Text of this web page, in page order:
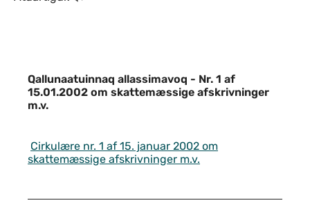
Qallunaatuinnaq allassimavoq - Nr. 1 af
15.01.2002 om skattemæssige afskrivninger
m.v.
Qallunaatuinnaq allassimavoq - Nr.
Cirkulære nr. 1 af 15. januar 2002 om
skattemæssige afskrivninger m.v.